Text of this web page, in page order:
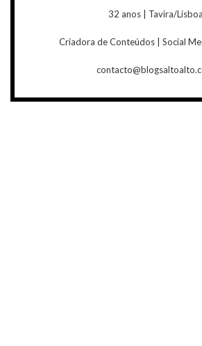
32 anos | Tavira/Lisboa
Criadora de Conteúdos | Social